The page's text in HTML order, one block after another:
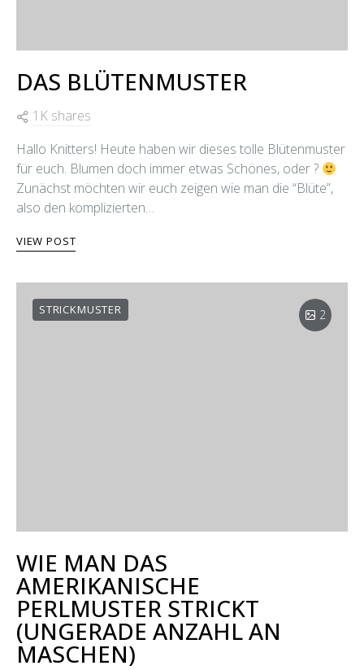
DAS BLÜTENMUSTER
1K shares
Hallo Knitters! Heute haben wir dieses tolle Blütenmuster
für euch. Blumen doch immer etwas Schönes, oder ?
Zunächst möchten wir euch zeigen wie man die “Blüte”,
also den komplizierten…
VIEW POST
STRICKMUSTER 2
WIE MAN DAS
AMERIKANISCHE
PERLMUSTER STRICKT
(UNGERADE ANZAHL AN
MASCHEN)